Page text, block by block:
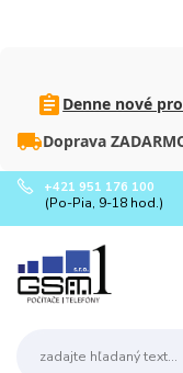
Denne nové
Doprava
+421 951 176 100
(Po-Pia, 9-18 hod.)